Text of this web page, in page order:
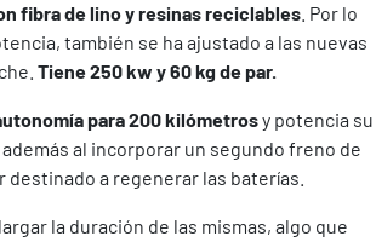
fibra de lino y resinas reciclables . Por lo
también se ha ajustado a las nuevas
Tiene 250 kw y 60 kg de par.
para 200 kilómetrosy potencia su
al incorporar un segundo freno de
destinado a regenerar las baterías.
la duración de las mismas, algo que